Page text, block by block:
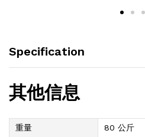
Specification
其他信息
重量
80 公斤